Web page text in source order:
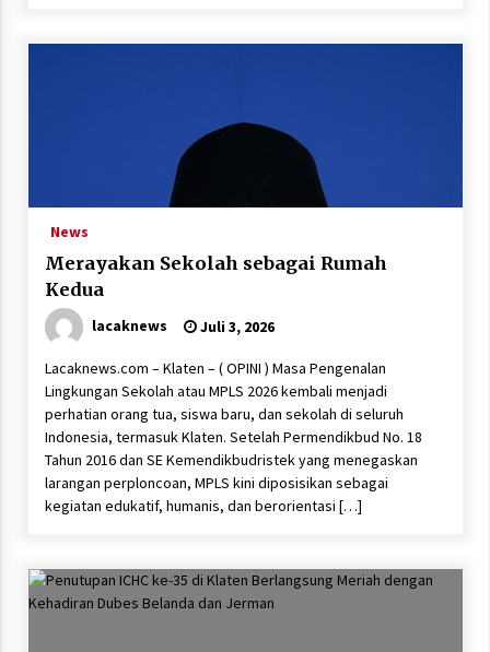
News
Merayakan Sekolah sebagai Rumah
Kedua
lacaknews Juli 3, 2026
Lacaknews.com – Klaten – ( OPINI ) Masa Pengenalan
Lingkungan Sekolah atau MPLS 2026 kembali menjadi
perhatian orang tua, siswa baru, dan sekolah di seluruh
Indonesia, termasuk Klaten. Setelah Permendikbud No. 18
Tahun 2016 dan SE Kemendikbudristek yang menegaskan
larangan perploncoan, MPLS kini diposisikan sebagai
kegiatan edukatif, humanis, dan berorientasi […]